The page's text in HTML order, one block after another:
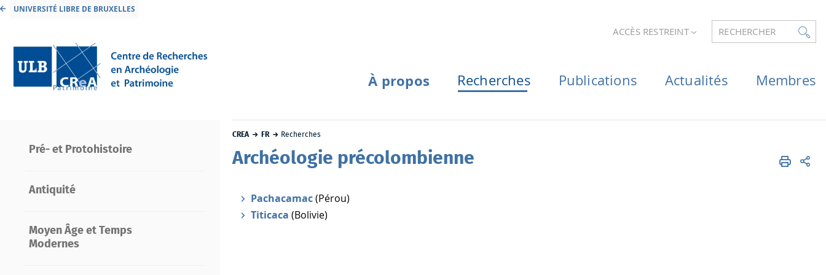
UNIVERSITÉ LIBRE DE BRUXELLES
ACCÈS RESTREINT RECHERCHER
À propos Recherches Publications Actualités Membres
Pré- et Protohistoire
Antiquité
Moyen Âge et Temps
Modernes
CREA FR Recherches
Archéologie précolombienne
Pachacamac(Pérou)
Titicaca (Bolivie)